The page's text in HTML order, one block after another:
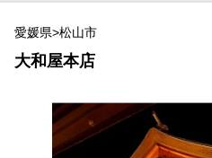
愛媛県>松山市
大和屋本店